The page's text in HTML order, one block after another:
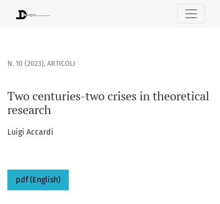
Two centuries-two crises in theoretical research
N. 10 (2023), ARTICOLI
Two centuries-two crises in theoretical
research
Luigi Accardi
pdf (English)